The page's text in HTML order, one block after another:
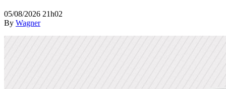
05/08/2026 21h02
By Wagner